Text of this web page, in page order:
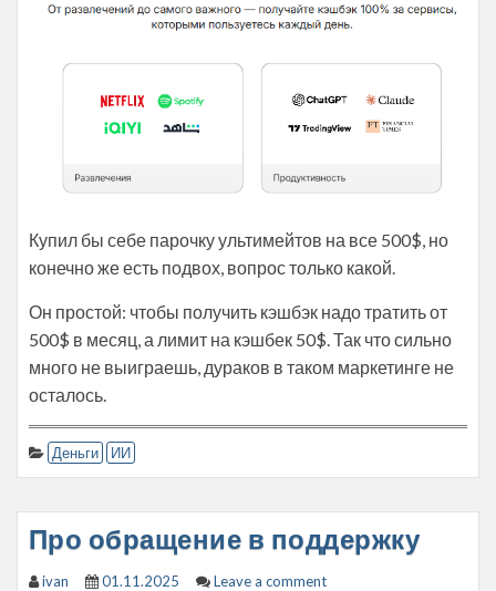
Купил бы себе парочку ультимейтов на все 500$, но
конечно же есть подвох, вопрос только какой.
Он простой: чтобы получить кэшбэк надо тратить от
500$ в месяц, а лимит на кэшбек 50$. Так что сильно
много не выиграешь, дураков в таком маркетинге не
осталось.
Деньги ИИ
Про обращение в поддержку
ivan 01.11.2025 Leave a comment